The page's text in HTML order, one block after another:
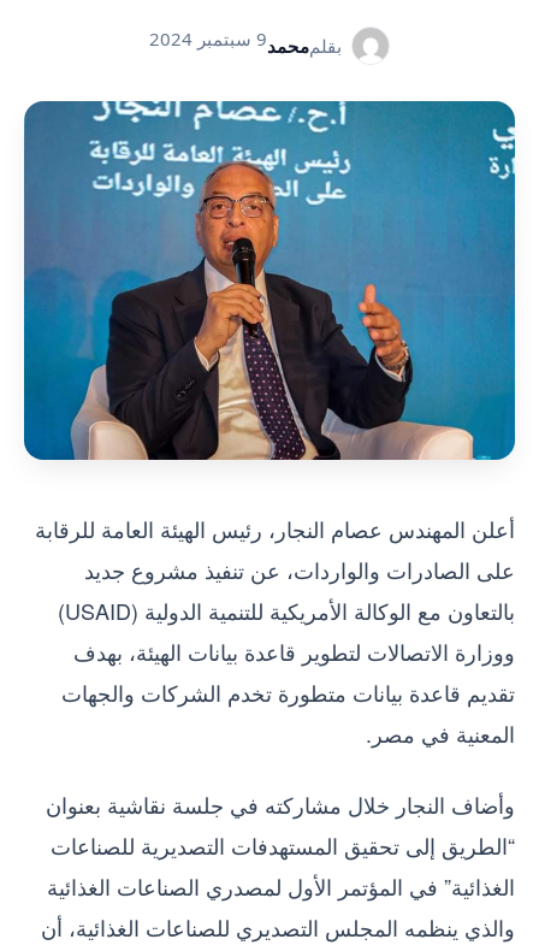
بقلممحمد9 سبتمبر 2024
أعلن المهندس عصام النجار، رئيس الهيئة العامة للرقابة
على الصادرات والواردات، عن تنفيذ مشروع جديد
بالتعاون مع الوكالة الأمريكية للتنمية الدولية (USAID)
ووزارة الاتصالات لتطوير قاعدة بيانات الهيئة، بهدف
تقديم قاعدة بيانات متطورة تخدم الشركات والجهات
المعنية في مصر.
وأضاف النجار خلال مشاركته في جلسة نقاشية بعنوان
“الطريق إلى تحقيق المستهدفات التصديرية للصناعات
الغذائية” في المؤتمر الأول لمصدري الصناعات الغذائية
والذي ينظمه المجلس التصديري للصناعات الغذائية، أن